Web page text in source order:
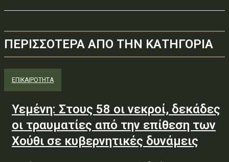
ΠΕΡΙΣΣΟΤΕΡΑ ΑΠΟ ΤΗΝ ΚΑΤΗΓΟΡΙΑ
ΕΠΙΚΑΙΡΟΤΗΤΑ
Υεμένη: Στους 58 οι νεκροί, δεκάδες
οι τραυματίες από την επίθεση των
Χούθι σε κυβερνητικές δυνάμεις